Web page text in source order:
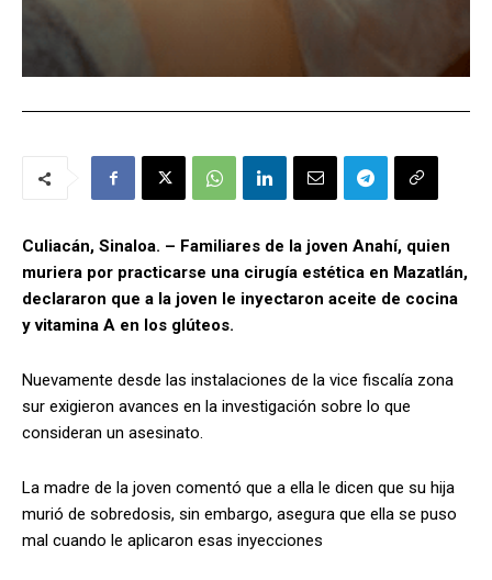
Culiacán, Sinaloa. – Familiares de la joven Anahí, quien
muriera por practicarse una cirugía estética en Mazatlán,
declararon que a la joven le inyectaron aceite de cocina
y vitamina A en los glúteos.
Nuevamente desde las instalaciones de la vice fiscalía zona
sur exigieron avances en la investigación sobre lo que
consideran un asesinato.
La madre de la joven comentó que a ella le dicen que su hija
murió de sobredosis, sin embargo, asegura que ella se puso
mal cuando le aplicaron esas inyecciones